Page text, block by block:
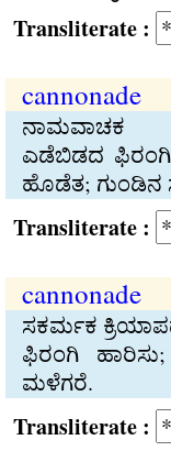
:
cannonade
ನಾಮವಾಚಕ
ಎಡೆಬಿಡದ
ಹೊಡೆತ; ಗುಂಡಿನ
:
cannonade
ಸಕರ್ಮಕ
ಫಿರಂಗಿ
ಮಳೆಗರೆ.
: